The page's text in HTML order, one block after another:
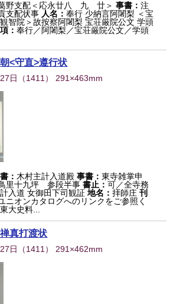
野支配＜応永廿八 九 廿＞ 事書：注
支配状事 人名：奉行 少納言阿闍梨 ＜宝
智院＞故按察阿闍梨 宝荘厳院公文 学頭
：奉行／阿闍梨／宝荘厳院公文／学頭
<守直>遵行状
日 （1411 ） 291×463mm
： 木村主計入道殿 事書：東寺雑掌申
里十九坪 参段半事書止：可／全寺務
入道 女御田下司観証 地名：拝師庄 刊
ニオンカタログへのリンクをご参照く
東大史料...
真打渡状
日 （1411 ） 291×462mm